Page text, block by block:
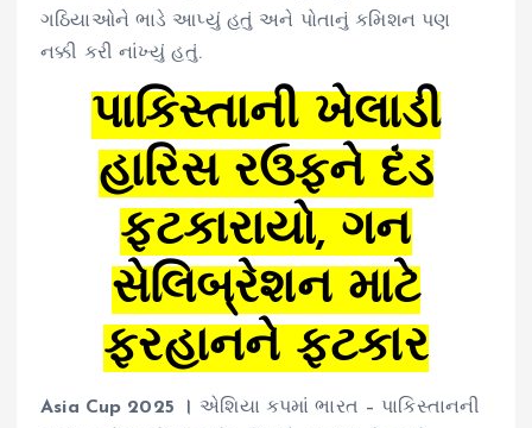
ગઠિયાઓને ભાડે આપ્યું હતું અને પોતાનું કમિશન પણ
નક્કી કરી નાંખ્યું હતું.
પાકિસ્તાની ખેલાડી
હારિસ રઉફને દંડ
ફટકારાયો, ગન
સેલિબ્રેશન માટે
ફરહાનને ફટકાર
Asia Cup 2025 ।
એશિયા કપમાં ભારત – પાકિસ્તાનની